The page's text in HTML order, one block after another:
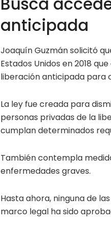
anticipada
Joaquín Guzmán solicitó
Estados Unidos en 2018
liberación anticipada para
La ley fue creada para
personas privadas de la
cumplan determinados
También contempla
enfermedades graves.
Hasta ahora, ninguna de
marco legal ha sido